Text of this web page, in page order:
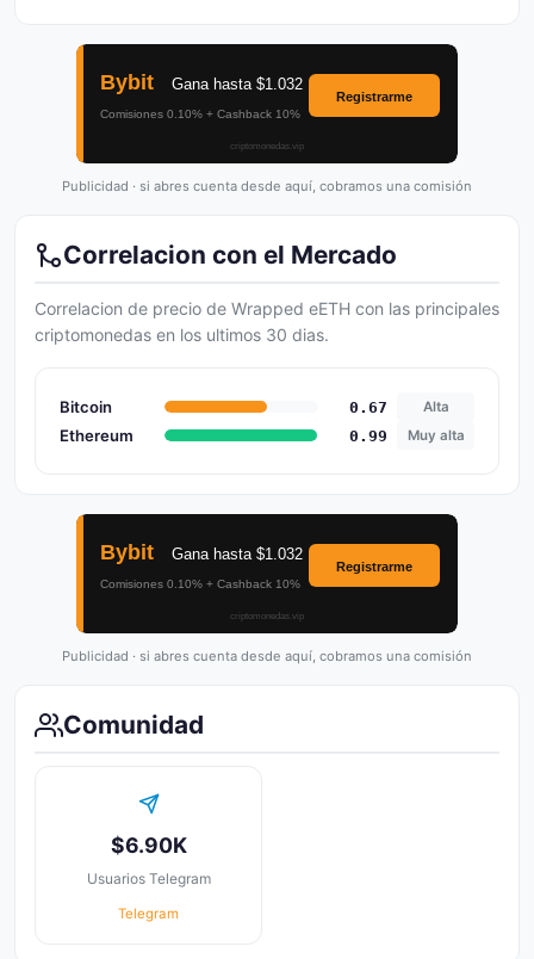
Publicidad · si abres cuenta desde aquí, cobramos una comisión
Correlacion con el Mercado
Correlacion de precio de Wrapped eETH con las principales
criptomonedas en los ultimos 30 dias.
Bitcoin 0.67 Alta
Ethereum 0.99 Muy alta
Publicidad · si abres cuenta desde aquí, cobramos una comisión
Comunidad
$6.90K
Usuarios Telegram
Telegram